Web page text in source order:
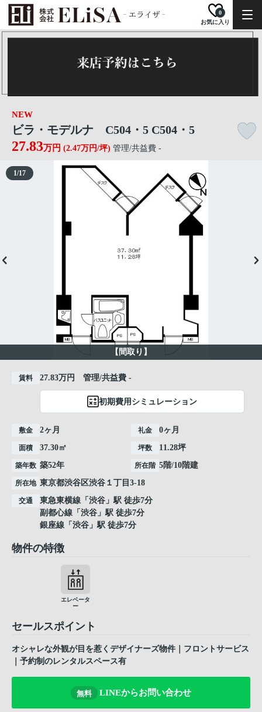
お気に入り
0
NEW
ビラ・モデルナ C504・5 C504・5
27.83万円 (2.47万円/坪) 管理/共益費 -
【間取り】
1/17
賃料 27.83万円 管理/共益費 -
初期費用シミュレーション
敷金 2ヶ月 礼金 0ヶ月
面積 37.30㎡ 坪数 11.28坪
築年数 築52年 所在階 5階/10階建
所在地 東京都渋谷区渋谷 １丁目3-18
交通 東急東横線 「 渋谷 」駅 徒歩7分
副都心線 「 渋谷 」駅 徒歩7分
銀座線 「 渋谷 」駅 徒歩7分
物件の特徴
エレベータ
ー
セールスポイント
オシャレな外観が目を惹くデザイナーズ物件｜フロントサービス
｜予約制のレンタルスペース有
無料 LINEからお問い合わせ